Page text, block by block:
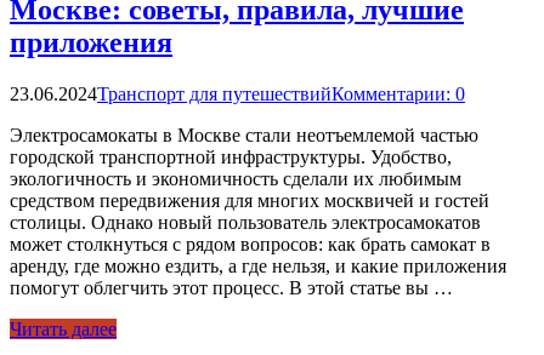
Москве: советы, правила, лучшие
приложения
23.06.2024Транспорт для путешествийКомментарии: 0
Электросамокаты в Москве стали неотъемлемой частью
городской транспортной инфраструктуры. Удобство,
экологичность и экономичность сделали их любимым
средством передвижения для многих москвичей и гостей
столицы. Однако новый пользователь электросамокатов
может столкнуться с рядом вопросов: как брать самокат в
аренду, где можно ездить, а где нельзя, и какие приложения
помогут облегчить этот процесс. В этой статье вы …
Читать далее